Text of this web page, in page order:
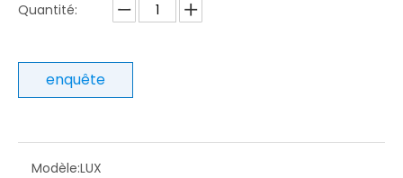
Quantité:
enquête
Modèle:LUX